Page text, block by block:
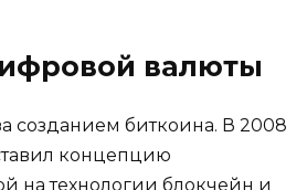
валюты
созданием биткоина. В 2008
концепцию
нa технологии блокчейн и